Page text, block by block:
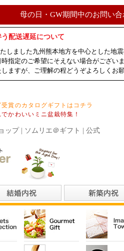
母の日・GW期間中のお問い
配送遅延について
しました九州熊本地方を中心とした地
指定のご希望にそえない場合がござい
ますが、ご理解の程どうぞよろしくお
賞のカタログギフトはコチラ
かわいいミニ盆栽特集！
ップ | ソムリエ＠ギフト | 公式